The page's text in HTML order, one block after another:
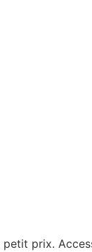
petit prix.